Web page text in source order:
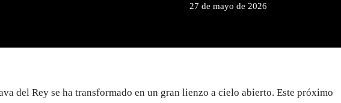
27 de mayo de 2026
del Rey se ha transformado en un gran lienzo a cielo abierto. Este próximo